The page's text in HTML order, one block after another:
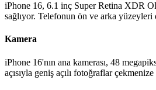
iPhone 16, 6.1 inç Super Retina XDR
sağlıyor. Telefonun ön ve arka
Kamera
iPhone 16'nın ana kamerası, 48
açısıyla geniş açılı fotoğraflar